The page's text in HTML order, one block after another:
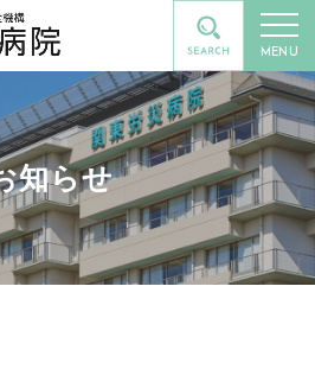
MENU
知らせ